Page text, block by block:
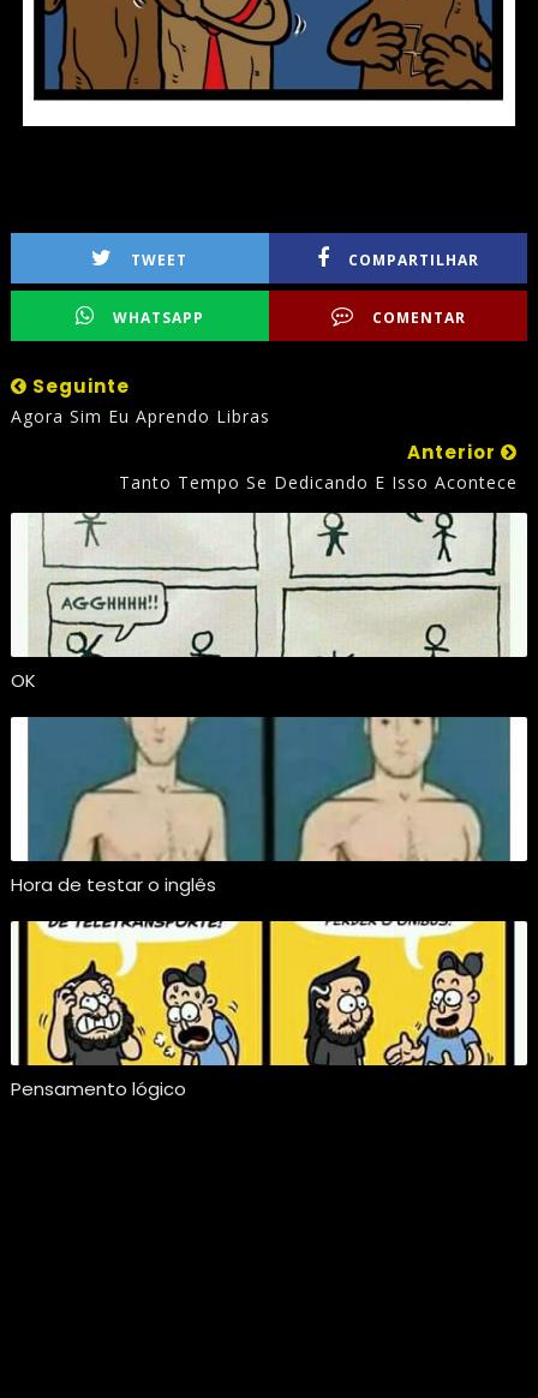
TWEET COMPARTILHAR
WHATSAPP COMENTAR
Seguinte
Agora Sim Eu Aprendo Libras
Anterior
Tanto Tempo Se Dedicando E Isso Acontece
OK
Hora de testar o inglês
Pensamento lógico